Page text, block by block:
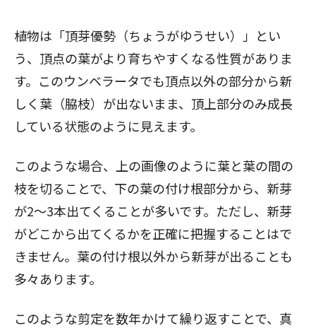
植物は「頂芽優勢（ちょうがゆうせい）」とい
う、頂点の葉がより育ちやすくなる性質がありま
す。このウンベラータでも頂点以外の部分から新
しく葉（脇枝）が出ないまま、頂上部分のみ成長
している状態のように見えます。
このような場合、上の画像のように葉と葉の間の
枝を切ることで、下の葉の付け根部分から、新芽
が2～3本出てくることが多いです。ただし、新芽
がどこから出てくるかを正確に把握することはで
きません。葉の付け根以外から新芽が出ることも
多々あります。
このような剪定を数年かけて繰り返すことで、真